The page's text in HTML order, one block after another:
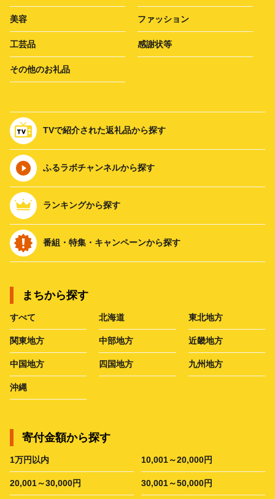
美容 ファッション
工芸品 感謝状等
その他のお礼品
TVで紹介された返礼品から探す
ふるラボチャンネルから探す
ランキングから探す
番組・特集・キャンペーンから探す
まちから探す
すべて 北海道 東北地方
関東地方 中部地方 近畿地方
中国地方 四国地方 九州地方
沖縄
寄付金額から探す
1万円以内 10,001～20,000円
20,001～30,000円 30,001～50,000円